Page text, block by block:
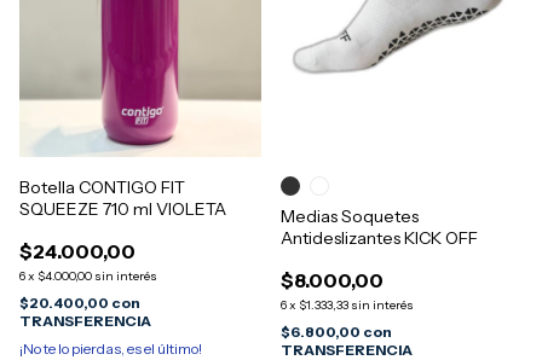
Botella CONTIGO FIT
SQUEEZE 710 ml VIOLETA
$24.000,00
6x $4.000,00 sin interés
$20.400,00 con
TRANSFERENCIA
¡No te lo pierdas, es el último!
Medias Soquetes
Antideslizantes KICK OFF
$8.000,00
6x $1.333,33 sin interés
$6.800,00 con
TRANSFERENCIA